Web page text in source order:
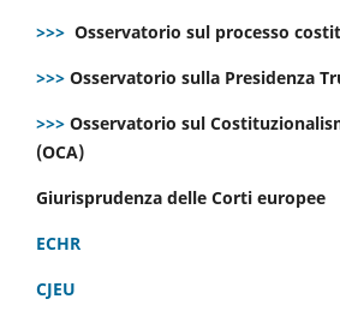
>>> Osservatorio sul processo
>>> Osservatorio sulla Presidenza
>>> Osservatorio sul
(OCA)
Giurisprudenza delle Corti europee
ECHR
CJEU